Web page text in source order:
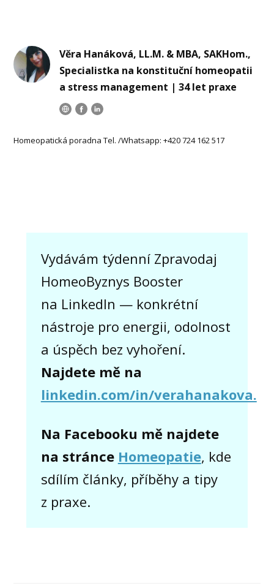
Věra Hanáková, LL.M. & MBA, SAKHom.,
Specialistka na konstituční homeopatii
a stress management | 34 let praxe
Homeopatická poradna Tel. /Whatsapp: +420 724 162 517
Vydávám týdenní Zpravodaj
HomeoByznys Booster
na LinkedIn — konkrétní
nástroje pro energii, odolnost
a úspěch bez vyhoření.
Najdete mě na
linkedin.com/in/verahanakova.
Na Facebooku mě najdete
na stránce Homeopatie, kde
sdílím články, příběhy a tipy
z praxe.